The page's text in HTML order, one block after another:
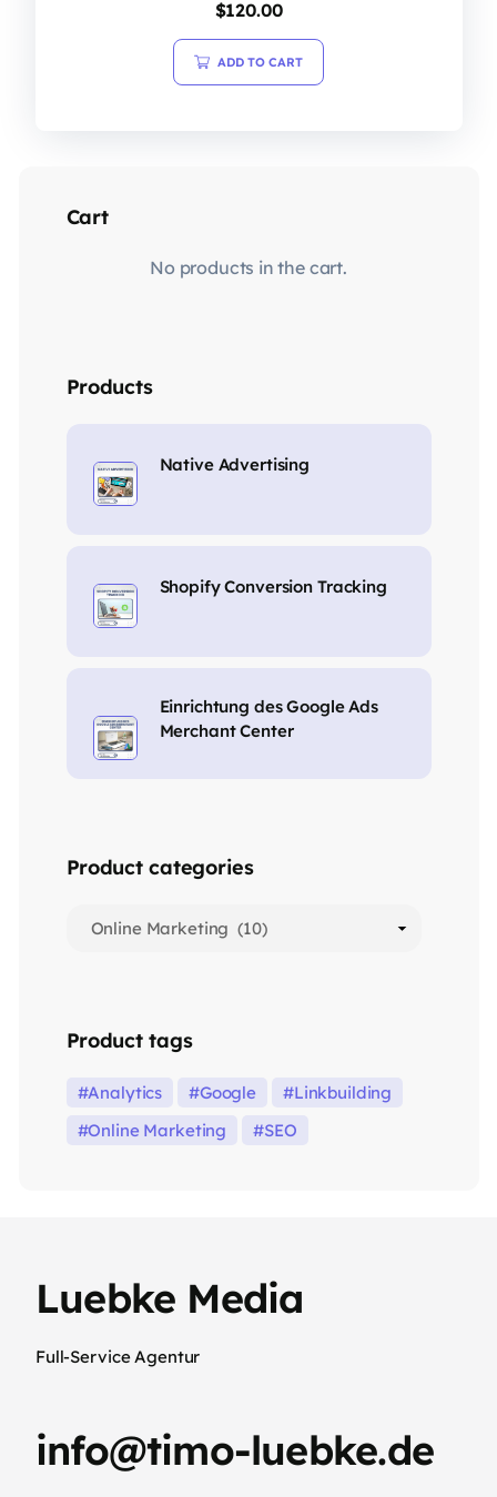
$120.00
ADD TO CART
Cart
No products in the cart.
Products
Native Advertising
Shopify Conversion Tracking
Einrichtung des Google Ads
Merchant Center
Product categories
Product tags
Analytics Google
Linkbuilding
Online Marketing
SEO
Luebke Media
Full-Service Agentur
info@timo-luebke.de